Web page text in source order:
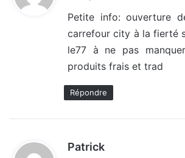
:
Petite info: ouverture
carrefour city à la fierté
le77 à ne pas
produits frais et trad
Répondre
Patrick